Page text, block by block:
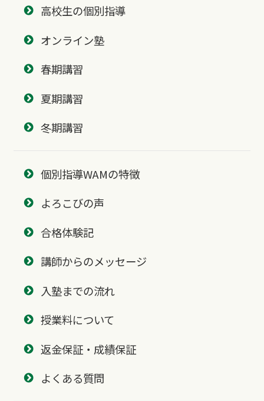
高校生の個別指導
オンライン塾
春期講習
夏期講習
冬期講習
個別指導WAMの特徴
よろこびの声
合格体験記
講師からのメッセージ
入塾までの流れ
授業料について
返金保証・成績保証
よくある質問